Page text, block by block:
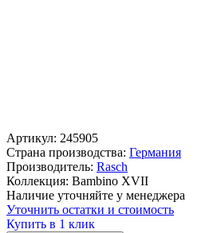
Артикул: 245905
Страна производства: Германия
Производитель: Rasch
Коллекция: Bambino XVII
Наличие уточняйте у менеджера
Уточнить остатки и стоимость
Купить в 1 клик